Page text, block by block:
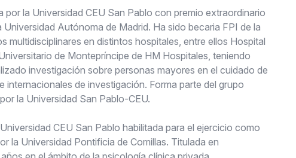
la Universidad CEU San Pablo con premio extraordinario
Autónoma de Madrid. Ha sido becaria FPI de la
multidisciplinares en distintos hospitales, entre ellos Hospital
de Montepríncipe de HM Hospitales, teniendo
investigación sobre personas mayores en el cuidado de
de investigación. Forma parte del grupo
la Universidad San Pablo-CEU.
CEU San Pablo habilitada para el ejercicio como
la Universidad Pontificia de Comillas. Titulada en